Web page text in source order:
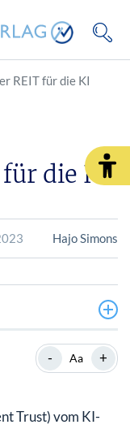
REIT für die KI
die KI
Hajo Simons
- Aa +
Trust) vom KI-